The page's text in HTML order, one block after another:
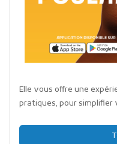
Elle vous offre une
pratiques, pour simplifier